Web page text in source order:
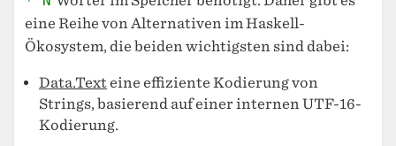
eine Reihe von Alternativen im Haskell-
Ökosystem, die beiden wichtigsten sind dabei:
Data.Text eine effiziente Kodierung von
Strings, basierend auf einer internen UTF-16-
Kodierung.